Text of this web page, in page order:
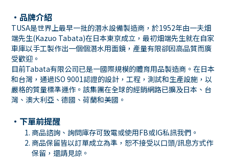
・品牌介紹
TUSA是世界上最早一批的潛水設備製造商，於1952年由一夫畑
端先生(Kazuo Tabata)在日本東京成立，最初畑端先生就在自家
車庫以手工製作出一個個潛水用面鏡，產量有限卻因高品質而廣
受歡迎。
目前Tabata有限公司已是一國際規模的體育用品製造商。在日本
和台灣，通過ISO 9001認證的設計，工程，測試和生產設施，以
嚴格的質量標準運作。該集團在全球的經銷網路已擴及日本、台
灣、澳大利亞、德國、荷蘭和美國。
・下單前提醒
商品諮詢、詢問庫存可致電或使用FB或IG私訊我們。
商品保留皆以訂單成立為準，恕不接受以口頭/訊息方式作
保留，還請見諒。